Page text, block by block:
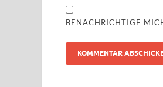
BENACHRICHTIGE